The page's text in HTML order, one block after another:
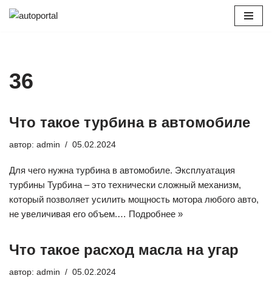
36
Что такое турбина в автомобиле
автор: admin 05.02.2024
Для чего нужна турбина в автомобиле. Эксплуатация
турбины Турбина – это технически сложный механизм,
который позволяет усилить мощность мотора любого авто,
не увеличивая его объем.… Подробнее »
Что такое расход масла на угар
автор: admin 05.02.2024